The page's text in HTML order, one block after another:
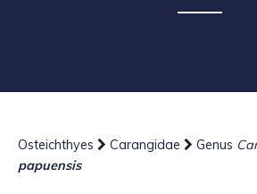
Osteichthyes Carangidae Genus
papuensis